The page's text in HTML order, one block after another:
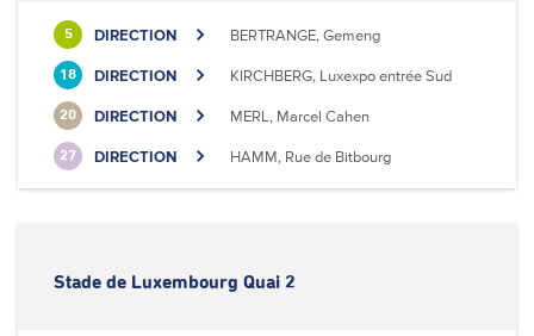
5 DIRECTION BERTRANGE, Gemeng
18 DIRECTION KIRCHBERG, Luxexpo entrée Sud
20 DIRECTION MERL, Marcel Cahen
27 DIRECTION HAMM, Rue de Bitbourg
Stade de Luxembourg Quai 2